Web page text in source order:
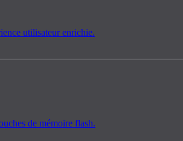
utilisateur enrichie.
de mémoire flash.